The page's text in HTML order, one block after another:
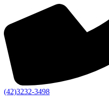
(42)3232-3498